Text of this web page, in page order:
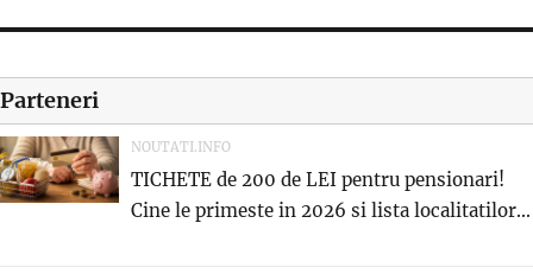
Parteneri
NOUTATI.INFO
TICHETE de 200 de LEI pentru pensionari!
Cine le primeste in 2026 si lista localitatilor...